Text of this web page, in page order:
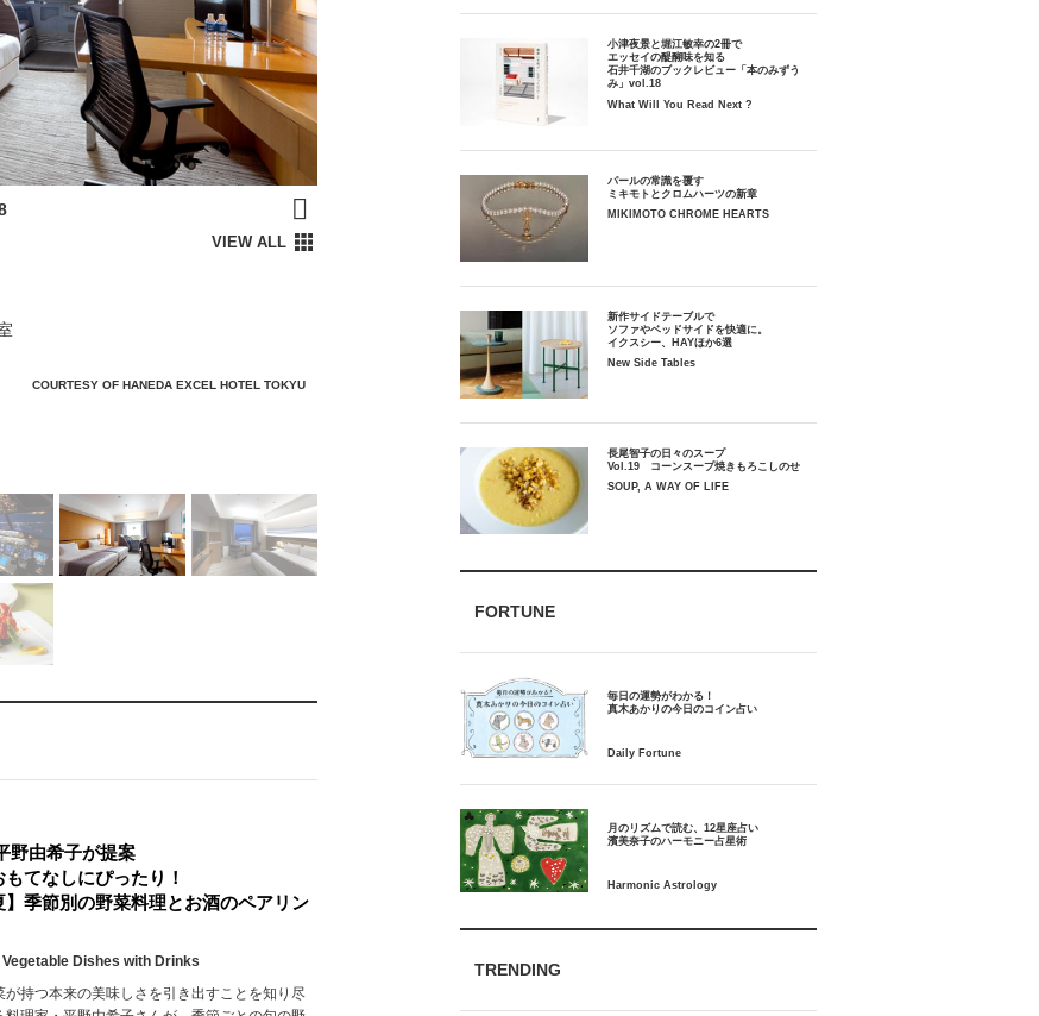
COURTESY OF HANEDA EXCEL HOTEL TOKYU
野由希子が提案
もてなしにぴったり！
】季節別の野菜料理とお酒のペアリン
Dishes with Drinks
が持つ本来の美味しさを引き出すことを知り尽
小津夜景と堀江敏幸の2冊で
エッセイの醍醐味を知る
石井千湖のブックレビュー「本のみずう
み」vol.18
What Will You Read Next ?
パールの常識を覆す
ミキモトとクロムハーツの新章
MIKIMOTO CHROME HEARTS
新作サイドテーブルで
ソファやベッドサイドを快適に。
イクスシー、HAYほか6選
New Side Tables
長尾智子の日々のスープ
Vol.19 コーンスープ焼きもろこしのせ
SOUP, A WAY OF LIFE
FORTUNE
毎日の運勢がわかる！
月のリズムで読む、12星座占い
TRENDING